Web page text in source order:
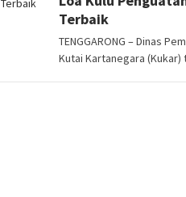
Terbaik
TENGGARONG – Dinas
Kutai Kartanegara